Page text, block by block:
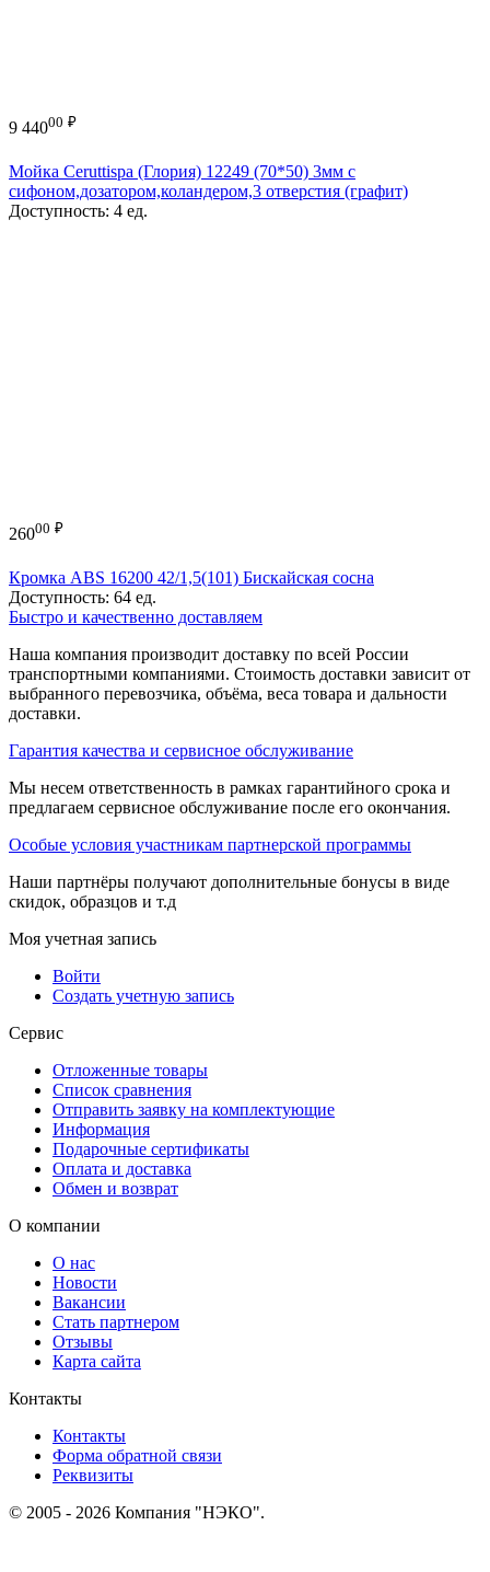
9 44000 ₽
Мойка Ceruttispa (Глория) 12249 (70*50) 3мм с
сифоном,дозатором,коландером,3 отверстия (графит)
Доступность: 4 ед.
26000 ₽
Кромка ABS 16200 42/1,5(101) Бискайская сосна
Доступность: 64 ед.
Быстро и качественно доставляем
Наша компания производит доставку по всей России
транспортными компаниями. Стоимость доставки зависит от
выбранного перевозчика, объёма, веса товара и дальности
доставки.
Гарантия качества и сервисное обслуживание
Мы несем ответственность в рамках гарантийного срока и
предлагаем сервисное обслуживание после его окончания.
Особые условия участникам партнерской программы
Наши партнёры получают дополнительные бонусы в виде
скидок, образцов и т.д
Моя учетная запись
Войти
Создать учетную запись
Сервис
Отложенные товары
Список сравнения
Отправить заявку на комплектующие
Информация
Подарочные сертификаты
Оплата и доставка
Обмен и возврат
О компании
О нас
Новости
Вакансии
Стать партнером
Отзывы
Карта сайта
Контакты
Контакты
Форма обратной связи
Реквизиты
© 2005 - 2026 Компания "НЭКО".